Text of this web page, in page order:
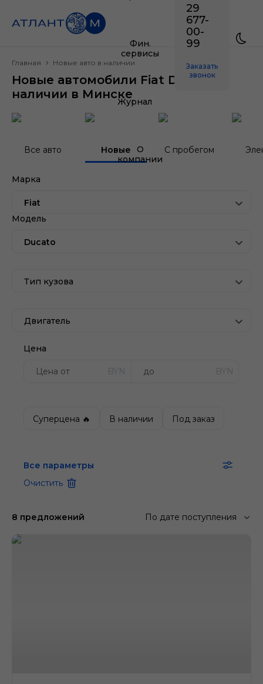
Фин.
сервисы
Журнал
О
компании
29
677-
00-
99
Заказать
звонок
Главная Новые авто в наличии
Новые автомобили Fiat Ducato в
наличии в Минске
Все авто Новые С пробегом
Марка
Fiat
Модель
Ducato
Тип кузова
Двигатель
Цена
BYN BYN
Суперцена 🔥 В наличии Под заказ
Все параметры
Очистить
8 предложений По дате поступления